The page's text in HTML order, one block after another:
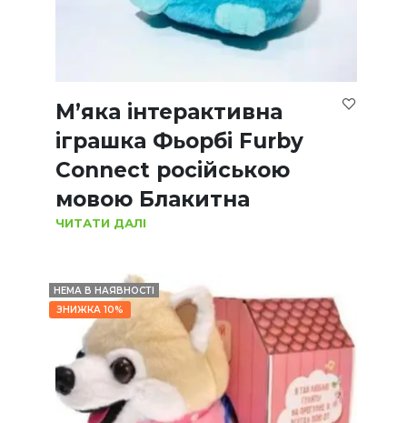
М’яка інтерактивна
іграшка Фьорбі Furby
Connect російською
мовою Блакитна
ЧИТАТИ ДАЛІ
НЕМА В НАЯВНОСТІ
ЗНИЖКА 10%